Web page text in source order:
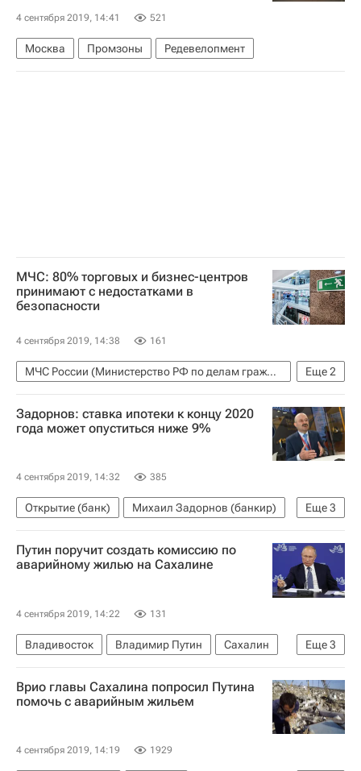
4 сентября 2019, 14:41 521
Москва Промзоны Редевелопмент
МЧС: 80% торговых и бизнес-центров
принимают с недостатками в
безопасности
4 сентября 2019, 14:38 161
Еще2
МЧС России (Министерство РФ по делам гражданской обороны, чрезвычайным ситуациям и ликвидации последствий стихийных бедствий)
Коммерческая недвижимость
Россия
Задорнов: ставка ипотеки к концу 2020
года может опуститься ниже 9%
4 сентября 2019, 14:32 385
Еще3
Открытие (банк)
Михаил Задорнов (банкир)
Восточный экономический форум
Ипотека
Россия
Путин поручит создать комиссию по
аварийному жилью на Сахалине
4 сентября 2019, 14:22 131
Еще3
Владивосток Владимир Путин
Сахалин
Жилье
Аварийные дома
Восточный экономический форум
Врио главы Сахалина попросил Путина
помочь с аварийным жильем
4 сентября 2019, 14:19 1929